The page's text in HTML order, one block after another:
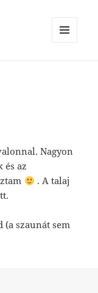
Nagyon
és az
. A talaj
szaunát sem